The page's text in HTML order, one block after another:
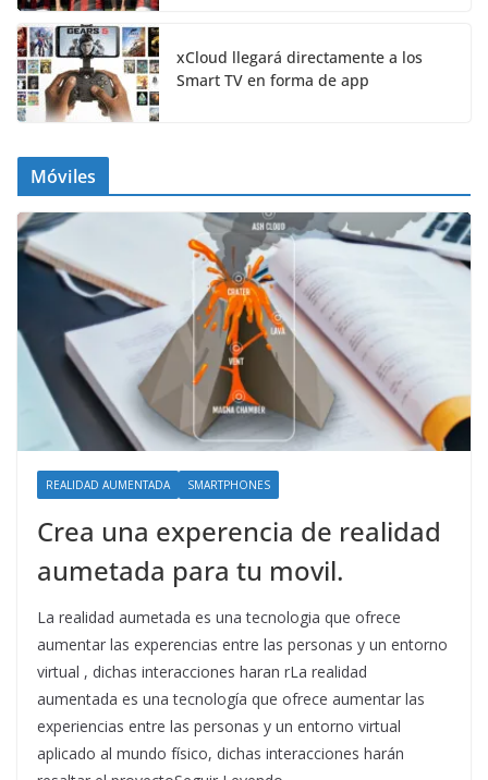
xCloud llegará directamente a los
Smart TV en forma de app
Móviles
REALIDAD AUMENTADA SMARTPHONES
Crea una experencia de realidad
aumetada para tu movil.
La realidad aumetada es una tecnologia que ofrece
aumentar las experencias entre las personas y un entorno
virtual , dichas interacciones haran rLa realidad
aumentada es una tecnología que ofrece aumentar las
experiencias entre las personas y un entorno virtual
aplicado al mundo físico, dichas interacciones harán